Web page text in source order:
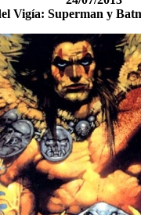
Vigía: Superman y